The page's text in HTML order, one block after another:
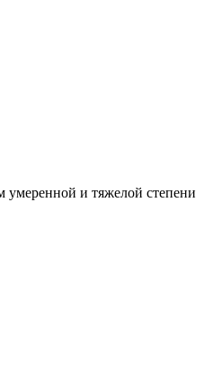
умеренной и тяжелой степени